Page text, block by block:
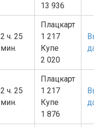
13 936
2 ч. 25
мин.
Плацкарт
1 217
Купе
2 020
2 ч. 25
мин.
Плацкарт
1 217
Купе
1 876